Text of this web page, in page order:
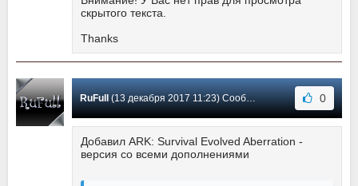
скрытого текста.
Thanks
RuFull (13 декабря 2017 11:23) Сообщение #20 0
Добавил ARK: Survival Evolved Aberration -
версия со всеми дополнениями